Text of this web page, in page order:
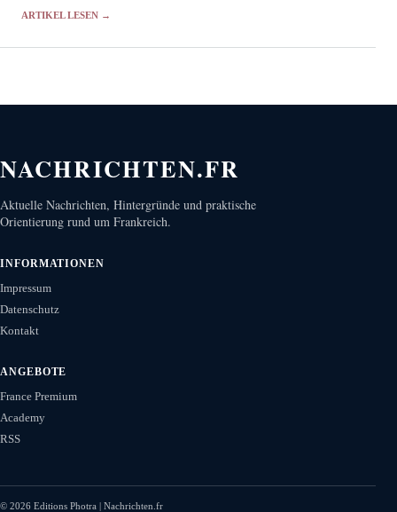
ARTIKEL LESEN →
NACHRICHTEN.FR
Aktuelle Nachrichten, Hintergründe und praktische
Orientierung rund um Frankreich.
INFORMATIONEN
Impressum
Datenschutz
Kontakt
ANGEBOTE
France Premium
Academy
RSS
© 2026 Editions Photra | Nachrichten.fr